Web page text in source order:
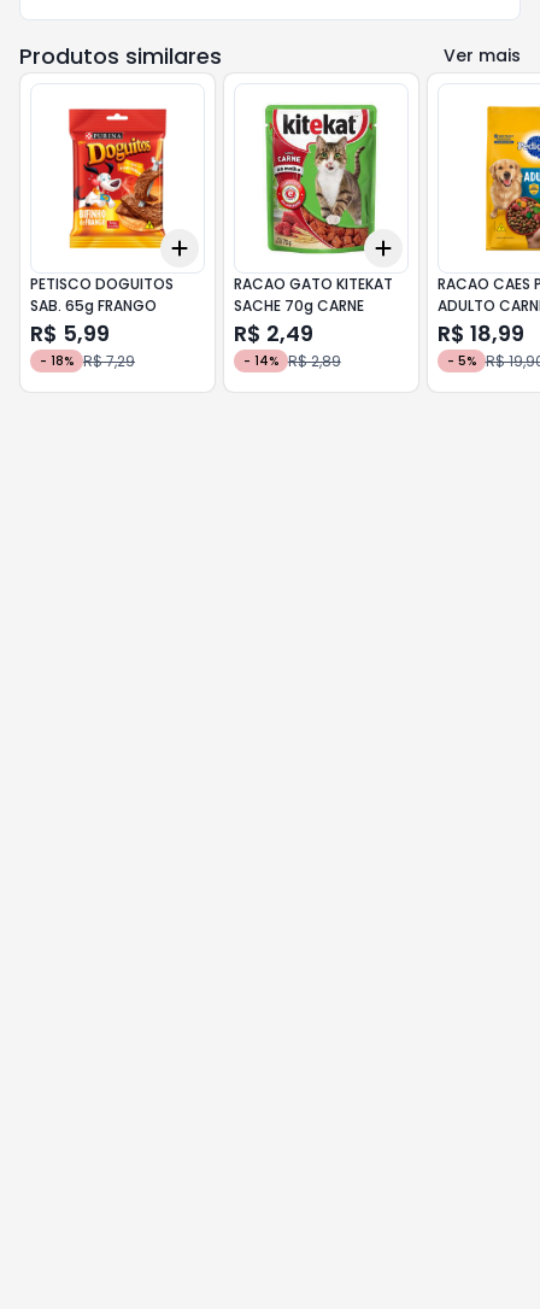
Produtos similares Ver mais
+10
Add
PETISCO DOGUITOS
SAB. 65g FRANGO
R$ 5,99
- 18% R$ 7,29
+10
Add
RACAO GATO KITEKAT
SACHE 70g CARNE
R$ 2,49
- 14% R$ 2,89
RACAO CAES
ADULTO
VEGETAIS
R$ 18,99
- 5% R$